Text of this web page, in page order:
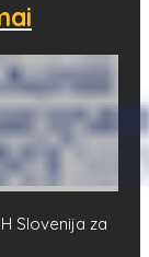
Slovenija za